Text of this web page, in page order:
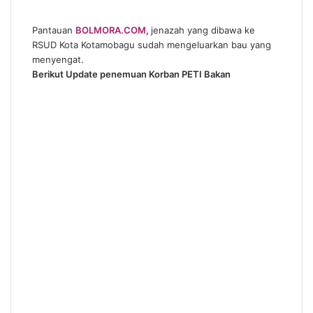
Pantauan BOLMORA.COM, jenazah yang dibawa ke
RSUD Kota Kotamobagu sudah mengeluarkan bau yang
menyengat.
Berikut Update penemuan Korban PETI Bakan